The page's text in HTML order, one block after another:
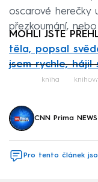
oscarové herečky
přezkoumání,
MOHLI JSTE
těla, popsal
jsem rychle, hájil
kniha
CNN Prima NEWS
Pro tento článek